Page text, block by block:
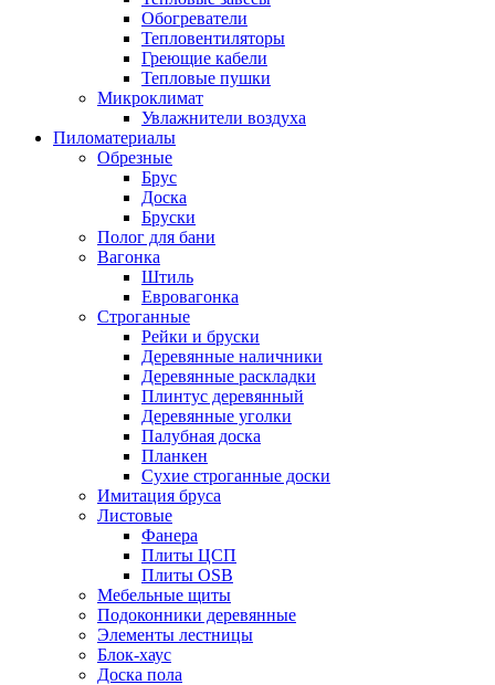
Обогреватели
Тепловентиляторы
Греющие кабели
Тепловые пушки
Микроклимат
Увлажнители воздуха
Пиломатериалы
Обрезные
Брус
Доска
Бруски
Полог для бани
Вагонка
Штиль
Евровагонка
Строганные
Рейки и бруски
Деревянные наличники
Деревянные раскладки
Плинтус деревянный
Деревянные уголки
Палубная доска
Планкен
Сухие строганные доски
Имитация бруса
Листовые
Фанера
Плиты ЦСП
Плиты OSB
Мебельные щиты
Подоконники деревянные
Элементы лестницы
Блок-хаус
Доска пола